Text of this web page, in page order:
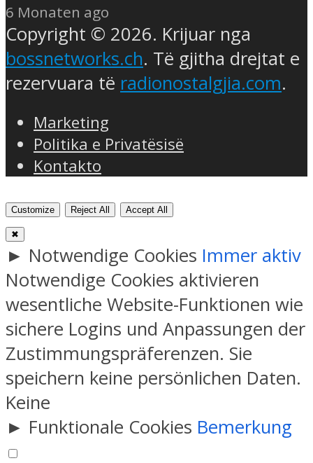
6 Monaten ago
Copyright © 2026. Krijuar nga
bossnetworks.ch. Të gjitha drejtat e
rezervuara të radionostalgjia.com.
Marketing
Politika e Privatësisë
Kontakto
Customize Reject All Accept All
✖
► Notwendige Cookies Immer aktiv
Notwendige Cookies aktivieren
wesentliche Website-Funktionen wie
sichere Logins und Anpassungen der
Zustimmungspräferenzen. Sie
speichern keine persönlichen Daten.
Keine
► Funktionale Cookies Bemerkung